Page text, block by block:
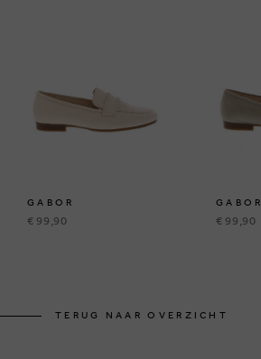
GABOR
€ 99,90
GABOR
€ 99,90
TERUG NAAR OVERZICHT